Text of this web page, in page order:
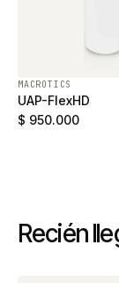
MACROTICS
UAP-FlexHD
$ 950.000
Recién